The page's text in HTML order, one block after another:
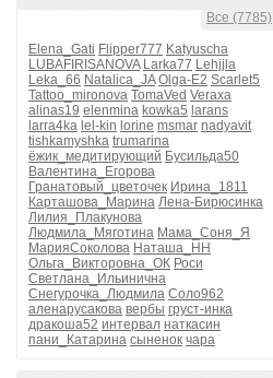
Все (7785)
Elena_Gati Flipper777 Katyuscha
LUBAFIRISANOVA Larka77 Lehjjla
Leka_66 Natalica_JA Olga-E2 Scarlet5
Tattoo_mironova TomaVed Veraxa
alinas19 elenmina kowka5 larans
larra4ka lel-kin lorine msmar nadyavit
tishkamyshka trumarina
ёжик_медитирующий Бусильда50
Валентина_Егорова
Гранатовый_цветочек Ирина_1811
Карташова_Марина Лена-Бирюсинка
Лилия_Плакунова
Людмила_Мяготина Мама_Соня_Я
МарияСоколова Наташа_НН
Ольга_Викторовна_ОК Роси
Светлана_Ильинична
Снегурочка_Людмила Соло962
аленарусакова вербы груст-инка
дракоша52 интервал наткасин
пани_Катарина сыненок чара